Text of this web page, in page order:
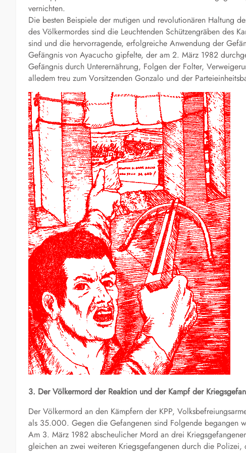
vernichten.
Die besten Beispiele der mutigen und revolutionären Haltung
des Völkermordes sind die Leuchtenden Schützengräben des
sind und die hervorragende, erfolgreiche Anwendung der
Gefängnis von Ayacucho gipfelte, der am 2. März 1982
Gefängnis durch Unterernährung, Folgen der Folter,
alledem treu zum Vorsitzenden Gonzalo und der
3. Der Völkermord der Reaktion und der Kampf der
Der Völkermord an den Kämpfern der KPP,
als 35.000. Gegen die Gefangenen sind Folgende begangen
Am 3. März 1982 abscheulicher Mord an drei
gleichen an zwei weiteren Kriegsgefangenen durch die